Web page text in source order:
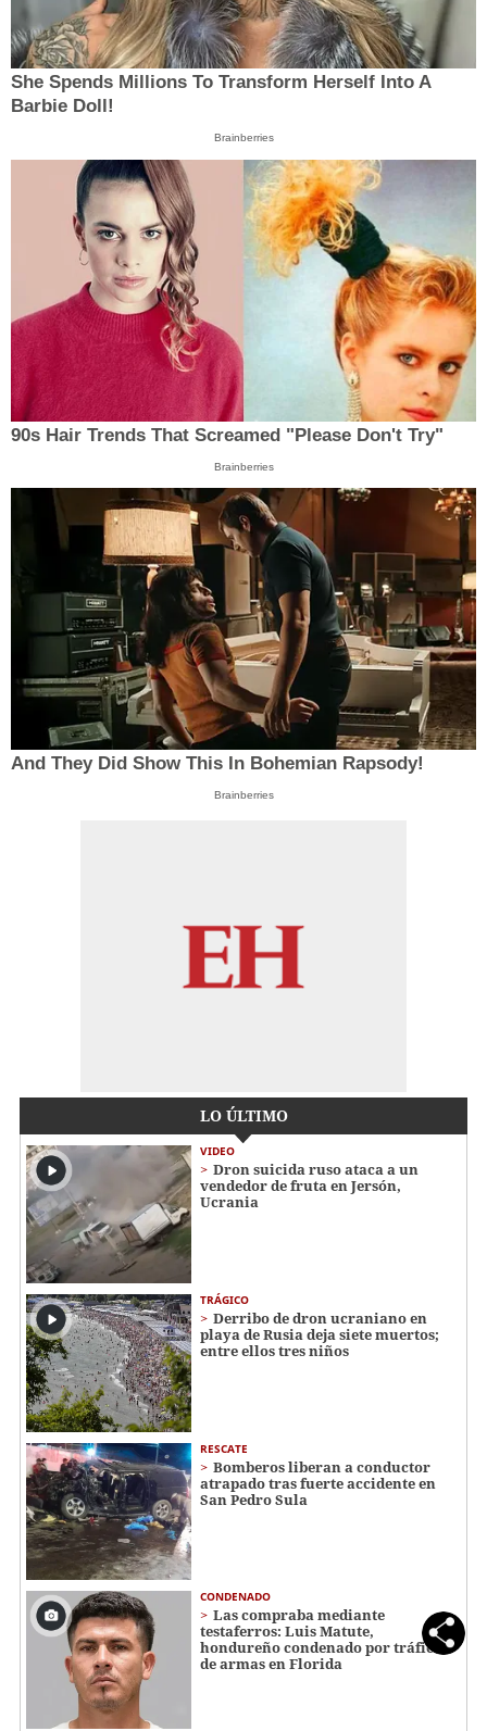
She Spends Millions To Transform Herself Into A
Barbie Doll!
Brainberries
90s Hair Trends That Screamed "Please Don't Try"
Brainberries
And They Did Show This In Bohemian Rapsody!
Brainberries
LO ÚLTIMO
VIDEO
Dron suicida ruso ataca a un
vendedor de fruta en Jersón,
Ucrania
TRÁGICO
Derribo de dron ucraniano en
playa de Rusia deja siete muertos;
entre ellos tres niños
RESCATE
Bomberos liberan a conductor
atrapado tras fuerte accidente en
San Pedro Sula
CONDENADO
Las compraba mediante
testaferros: Luis Matute,
hondureño condenado por tráfico
de armas en Florida